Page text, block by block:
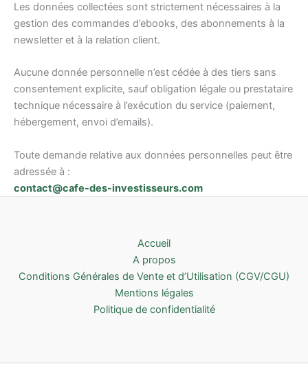
Les données collectées sont strictement nécessaires à la
gestion des commandes d’ebooks, des abonnements à la
newsletter et à la relation client.
Aucune donnée personnelle n’est cédée à des tiers sans
consentement explicite, sauf obligation légale ou prestataire
technique nécessaire à l’exécution du service (paiement,
hébergement, envoi d’emails).
Toute demande relative aux données personnelles peut être
adressée à :
contact@cafe-des-investisseurs.com
Accueil
A propos
Conditions Générales de Vente et d’Utilisation (CGV/CGU)
Mentions légales
Politique de confidentialité